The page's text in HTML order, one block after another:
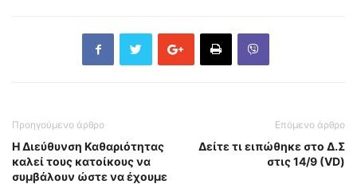
Προηγούμενο άρθρο
Η Διεύθυνση Καθαριότητας
καλεί τους κατοίκους να
συμβάλουν ώστε να έχουμε
Επόμενο άρθρο
Δείτε τι ειπώθηκε στο Δ.Σ
στις 14/9 (VD)